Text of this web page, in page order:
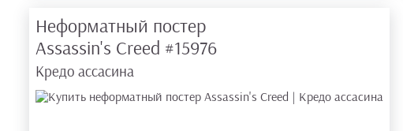
Неформатный постер
Assassin's Creed #15976
Кредо ассасина